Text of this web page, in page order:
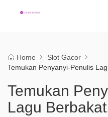
Home
Slot Gacor
Temukan Penyanyi-Penulis
Temukan
Lagu